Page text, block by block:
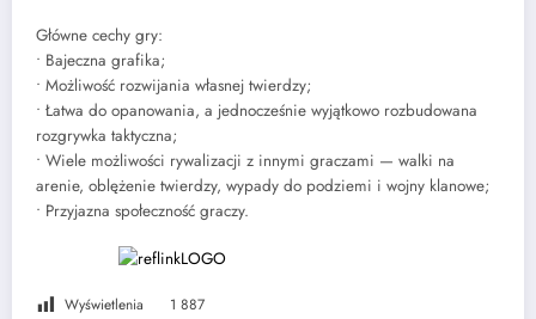
Główne cechy gry:
• Bajeczna grafika;
• Możliwość rozwijania własnej twierdzy;
• Łatwa do opanowania, a jednocześnie wyjątkowo rozbudowana
rozgrywka taktyczna;
• Wiele możliwości rywalizacji z innymi graczami — walki na
arenie, oblężenie twierdzy, wypady do podziemi i wojny klanowe;
• Przyjazna społeczność graczy.
Wyświetlenia 1 887